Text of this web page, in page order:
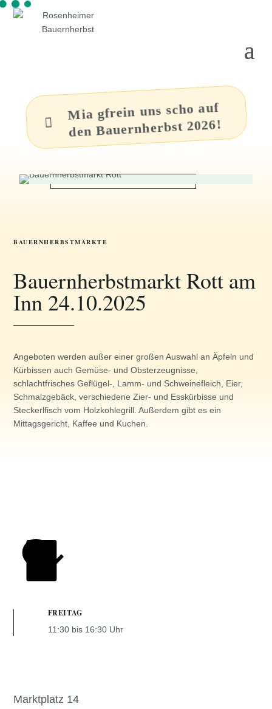

Mia gfrein uns scho auf
den Bauernherbst 2026!
BAUERNHERBSTMÄRKTE
Bauernherbstmarkt Rott am
Inn 24.10.2025
Angeboten werden außer einer großen Auswahl an Äpfeln und
Kürbissen auch Gemüse- und Obsterzeugnisse,
schlachtfrisches Geflügel-, Lamm- und Schweinefleich, Eier,
Schmalzgebäck, verschiedene Zier- und Esskürbisse und
Steckerlfisch vom Holzkohlegrill. Außerdem gibt es ein
Mittagsgericht, Kaffee und Kuchen.
FREITAG
11:30 bis 16:30 Uhr
Marktplatz 14